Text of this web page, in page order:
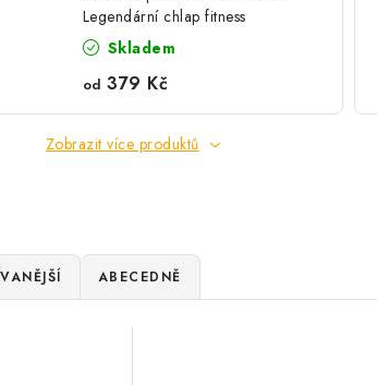
Legendární chlap fitness
Skladem
od 379 Kč
Zobrazit více produktů
ABECEDNĚ